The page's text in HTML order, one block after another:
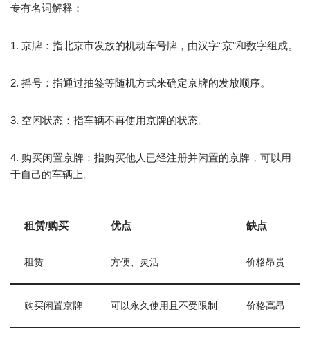
专有名词解释：
1. 京牌：指北京市发放的机动车号牌，由汉字“京”和数字组成。
2. 摇号：指通过抽签等随机方式来确定京牌的发放顺序。
3. 空闲状态：指车辆不再使用京牌的状态。
4. 购买闲置京牌：指购买他人已经注册并闲置的京牌，可以用
于自己的车辆上。
租赁/购买 优点 缺点
租赁 方便、灵活 价格昂贵
购买闲置京牌 可以永久使用且不受限制 价格高昂